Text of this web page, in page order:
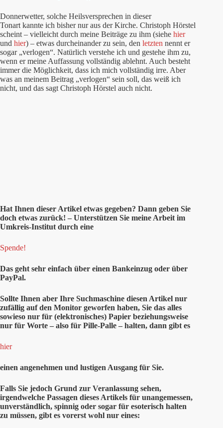
Donnerwetter, solche Heilsversprechen in dieser
Tonart kannte ich bisher nur aus der Kirche. Christoph Hörstel
scheint – vielleicht durch meine Beiträge zu ihm (siehe hier
und hier) – etwas durcheinander zu sein, den letzten nennt er
sogar „verlogen“. Natürlich verstehe ich und gestehe ihm zu,
wenn er meine Auffassung vollständig ablehnt. Auch besteht
immer die Möglichkeit, dass ich mich vollständig irre. Aber
was an meinem Beitrag „verlogen“ sein soll, das weiß ich
nicht, und das sagt Christoph Hörstel auch nicht.
Hat Ihnen dieser Artikel etwas gegeben? Dann geben Sie
doch etwas zurück! – Unterstützen Sie meine Arbeit im
Umkreis-Institut durch eine
Spende!
Das geht sehr einfach über einen Bankeinzug oder über
PayPal.
Sollte Ihnen aber Ihre Suchmaschine diesen Artikel nur
zufällig auf den Monitor geworfen haben, Sie das alles
sowieso nur für (elektronisches) Papier beziehungsweise
nur für Worte – also für Pille-Palle – halten, dann gibt es
hier
einen angenehmen und lustigen Ausgang für Sie.
Falls Sie jedoch Grund zur Veranlassung sehen,
irgendwelche Passagen dieses Artikels für unangemessen,
unverständlich, spinnig oder sogar für esoterisch halten
zu müssen, gibt es vorerst wohl nur eines: